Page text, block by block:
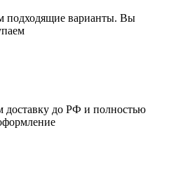
подходящие варианты. Вы
доставку до РФ и полностью